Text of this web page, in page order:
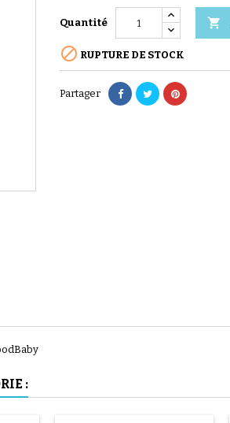
Quantité 
 RUPTURE DE STOCK
Partager
: